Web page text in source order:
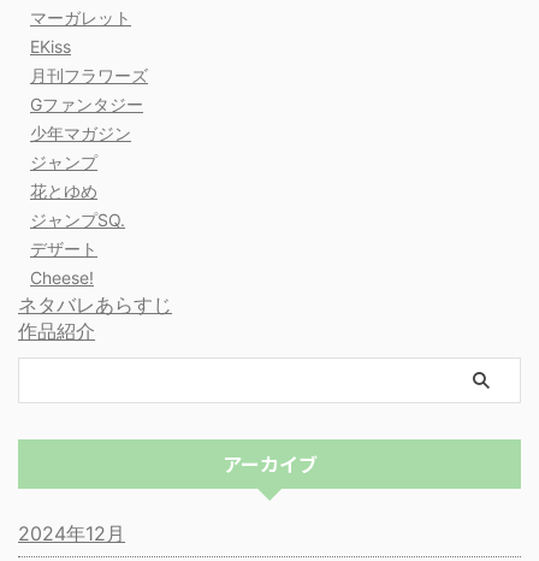
マーガレット
EKiss
月刊フラワーズ
Gファンタジー
少年マガジン
ジャンプ
花とゆめ
ジャンプSQ.
デザート
Cheese!
ネタバレあらすじ
作品紹介
アーカイブ
2024年12月